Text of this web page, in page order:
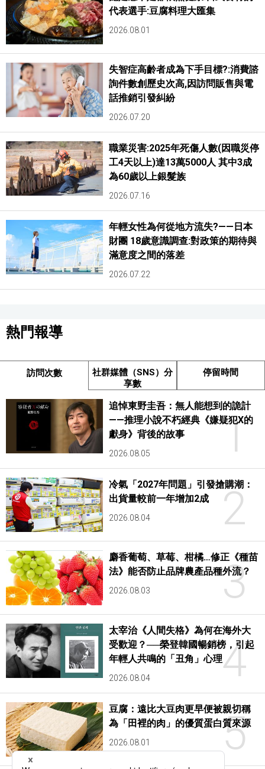
代表選手:豆腐料理大匯集
2026.08.01
失智症高齡者成為下手目標?:消費諮
詢件數創歷史次高,因訪問販售與電
話推銷引發糾紛
2026.07.20
職業災害:2025年死傷人數(因職災停
工4天以上)達13萬5000人 其中3成
為60歲以上銀髮族
2026.07.16
年輕女性為何從地方流失?——日本
財團 18歲意識調查:對政策的期待與
滿意度之間的落差
2026.07.22
熱門報導
訪問次數
社群媒體（SNS）分
享數
停留時間
1
追悼東野圭吾：無人能想到的詭計
——推理小說不朽經典《嫌疑犯X的
獻身》背後的故事
2026.08.05
2
冷氣「2027年問題」引發搶購潮：
出貨量較前一年增加2成
2026.08.04
3
麝香葡萄、草莓、柑橘…修正《種苗
法》能否防止品牌農產品種外流？
2026.08.03
4
太宰治《人間失格》為何在海外大
受歡迎？──榮登韓國暢銷榜，引起
年輕人共鳴的「丑角」心理
2026.08.04
5
豆腐：遠比大豆肉更早便被親切稱
為「田裡的肉」的優質蛋白質來源
2026.08.01